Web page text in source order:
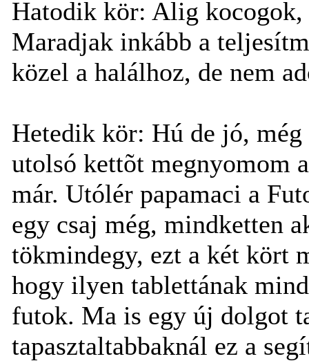
Hatodik kör: Alig
Maradjak inkább a
közel a halálhoz, de nem
Hetedik kör: Hú de jó,
utolsó kettõt megnyomom
már. Utólér papamaci a
egy csaj még, mindketten
tökmindegy, ezt a két kört
hogy ilyen tablettának
futok. Ma is egy új dolgot
tapasztaltabbaknál ez a